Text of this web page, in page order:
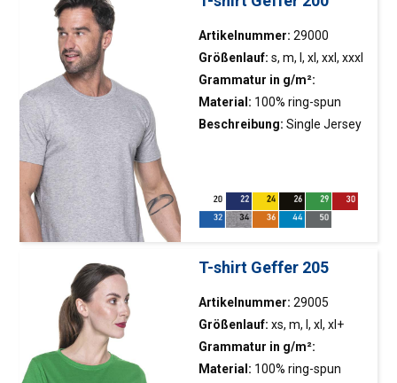
Artikelnummer: 29000
Größenlauf: s, m, l, xl, xxl, xxxl
Grammatur in g/m²:
180g/m2
Material: 100% ring-spun
Baumwolle
Beschreibung: Single Jersey
Seitenpartien;Doppelnähte;
Abreißetikett
T-shirt Geffer 205
Artikelnummer: 29005
Größenlauf: xs, m, l, xl, xl+
Grammatur in g/m²:
180g/m2
Material: 100% ring-spun